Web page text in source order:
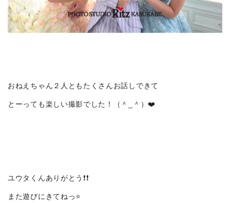
おねえちゃん２人ともたくさんお話しできて
とーっても楽しい撮影でした！（＾_＾）❤️
ユウタくんありがとう❗️❗️
また遊びにきてねっ⭐️